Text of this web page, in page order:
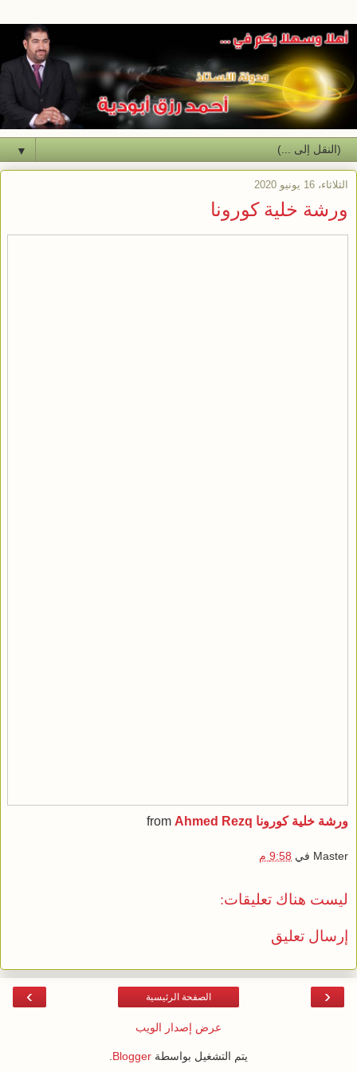
▼
الثلاثاء، 16 يونيو 2020
ورشة خلية كورونا
ورشة خلية كورونا from Ahmed Rezq
Master في 9:58 م
ليست هناك تعليقات:
إرسال تعليق
‹
› الصفحة الرئيسية
عرض إصدار الويب
يتم التشغيل بواسطة Blogger